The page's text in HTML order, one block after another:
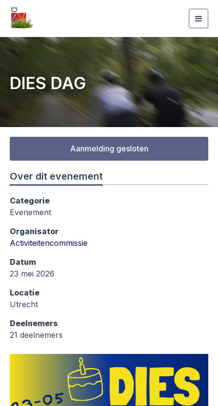
DIES DAG
Aanmelding gesloten
Over dit evenement
Categorie
Evenement
Organisator
Activiteitencommissie
Datum
23 mei 2026
Locatie
Utrecht
Deelnemers
21 deelnemers